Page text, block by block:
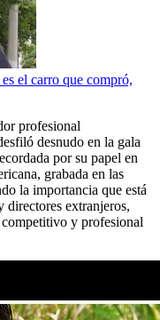
el carro que compró,
profesional
desnudo en la gala
por su papel en
grabada en las
la importancia que está
directores extranjeros,
y profesional